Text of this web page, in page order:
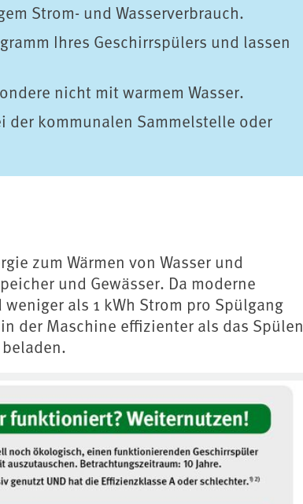
Strom- und Wasserverbrauch.
Ihres Geschirrspülers und lassen
nicht mit warmem Wasser.
der kommunalen Sammelstelle oder
zum Wärmen von Wasser und
und Gewässer. Da moderne
als 1 kWh Strom pro Spülgang
der Maschine effizienter als das Spülen